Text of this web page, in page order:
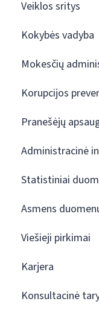
Veiklos sritys
Kokybės vadyba
Mokesčių
Korupcijos
Pranešėjų
Administracinė
Statistiniai
Asmens
Viešieji pirkimai
Karjera
Konsultacinė